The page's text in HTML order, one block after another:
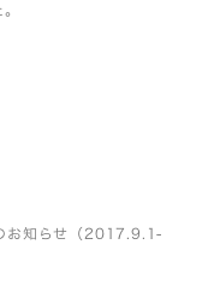
お知らせ（2017.9.1-